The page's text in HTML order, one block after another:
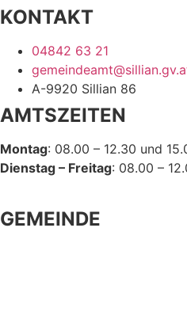
KONTAKT
04842 63 21
A-9920 Sillian 86
AMTSZEITEN
Montag: 08.00 – 12.30 und
Dienstag – Freitag: 08.00 –
GEMEINDE